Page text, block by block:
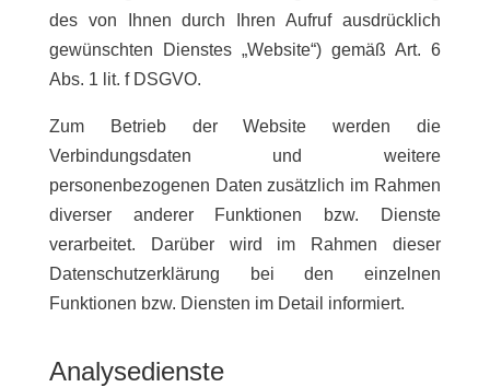
des von Ihnen durch Ihren Aufruf ausdrücklich
gewünschten Dienstes „Website“) gemäß Art. 6
Abs. 1 lit. f DSGVO.
Zum Betrieb der Website werden die
Verbindungsdaten und weitere
personenbezogenen Daten zusätzlich im Rahmen
diverser anderer Funktionen bzw. Dienste
verarbeitet. Darüber wird im Rahmen dieser
Datenschutzerklärung bei den einzelnen
Funktionen bzw. Diensten im Detail informiert.
Analysedienste